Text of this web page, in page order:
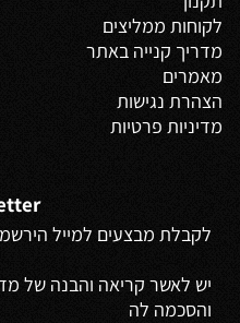
לקוחות ממליצים
מדריך קנייה באתר
מאמרים
הצהרת נגישות
מדיניות פרטיות
לקבלת מבצעים למייל
יש לאשר קריאה והבנה של
והסכמה לה